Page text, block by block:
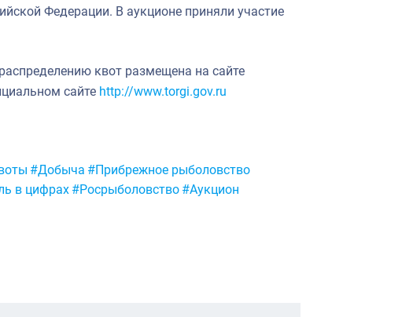
Федерации. В аукционе приняли участие
квот размещена на сайте
сайте http://www.torgi.gov.ru
#Добыча #Прибрежное рыболовство
в цифрах #Росрыболовство #Аукцион